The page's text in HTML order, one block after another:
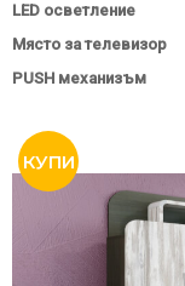
LED осветление
Място за телевизор
PUSH механизъм